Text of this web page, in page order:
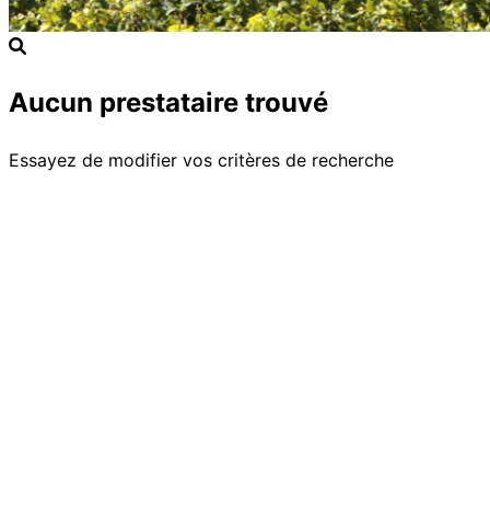
Aucun prestataire trouvé
Essayez de modifier vos critères de recherche